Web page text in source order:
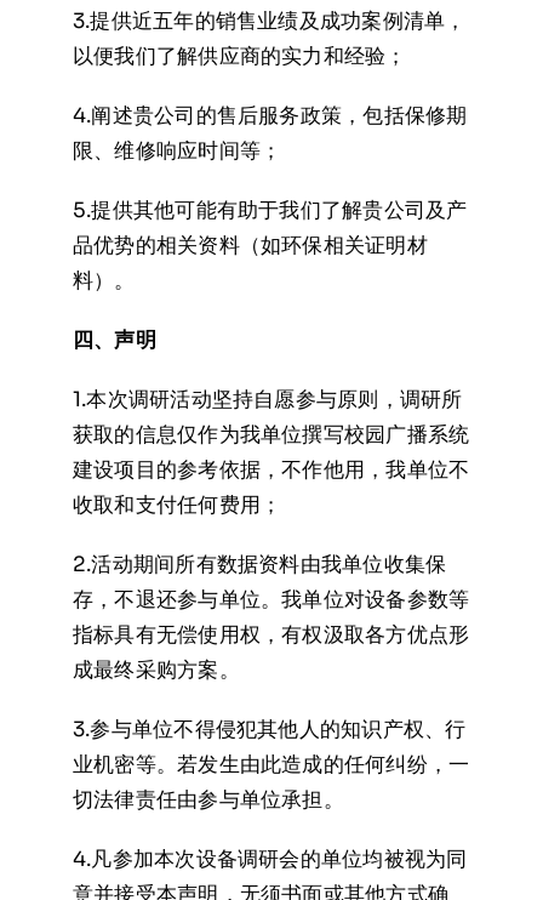
3.提供近五年的销售业绩及成功案例清单，
以便我们了解供应商的实力和经验；
4.阐述贵公司的售后服务政策，包括保修期
限、维修响应时间等；
5.提供其他可能有助于我们了解贵公司及产
品优势的相关资料（如环保相关证明材
料）。
四、声明
1.本次调研活动坚持自愿参与原则，调研所
获取的信息仅作为我单位撰写校园广播系统
建设项目的参考依据，不作他用，我单位不
收取和支付任何费用；
2.活动期间所有数据资料由我单位收集保
存，不退还参与单位。我单位对设备参数等
指标具有无偿使用权，有权汲取各方优点形
成最终采购方案。
3.参与单位不得侵犯其他人的知识产权、行
业机密等。若发生由此造成的任何纠纷，一
切法律责任由参与单位承担。
4.凡参加本次设备调研会的单位均被视为同
意并接受本声明，无须书面或其他方式确